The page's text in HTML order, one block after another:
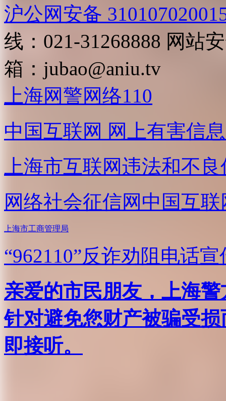
沪公网安备
线：021-31268888 网站
箱： jubao@aniu.tv
上海网警网络110
中国互联网 网上有害信
上海市互联网违法和不
网络社会征信网 中国互
上海市工商管理局
“962110”反诈劝阻电话宣
亲爱的市民朋友，上海
针对避免您财产被骗受
即接听。